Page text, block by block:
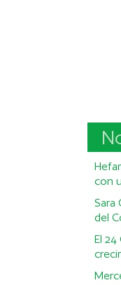
con
Sara
del
El